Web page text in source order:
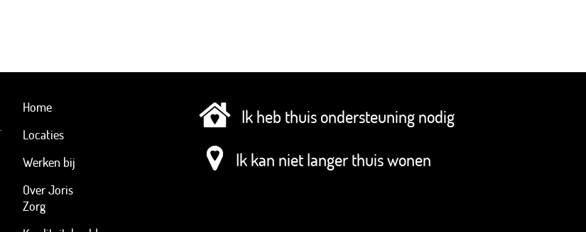
Home
Locaties
Werken bij
Over Joris
Zorg
Ik heb thuis ondersteuning nodig
Ik kan niet langer thuis wonen